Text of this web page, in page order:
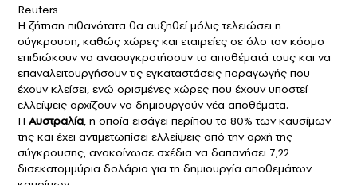
Reuters
Η ζήτηση πιθανότατα θα αυξηθεί μόλις τελειώσει η
σύγκρουση, καθώς χώρες και εταιρείες σε όλο τον κόσμο
επιδιώκουν να ανασυγκροτήσουν τα αποθέματά τους και να
επαναλειτουργήσουν τις εγκαταστάσεις παραγωγής που
έχουν κλείσει, ενώ ορισμένες χώρες που έχουν υποστεί
ελλείψεις αρχίζουν να δημιουργούν νέα αποθέματα.
Η Αυστραλία, η οποία εισάγει περίπου το 80% των καυσίμων
της και έχει αντιμετωπίσει ελλείψεις από την αρχή της
σύγκρουσης, ανακοίνωσε σχέδια να δαπανήσει 7,22
δισεκατομμύρια δολάρια για τη δημιουργία αποθεμάτων